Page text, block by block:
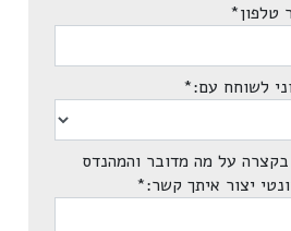
טלפון*
לשוחח עם:*
על מה מדובר והמהנדס
יצור איתך קשר:*